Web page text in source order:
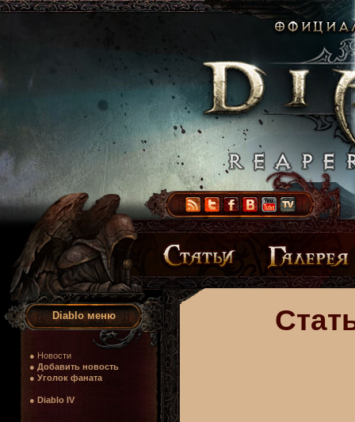
Diablo меню
● Новости
● Добавить новость
● Уголок фаната
● Diablo IV